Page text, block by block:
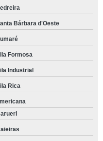
Bárbara d'Oeste
Formosa
Industrial
Rica